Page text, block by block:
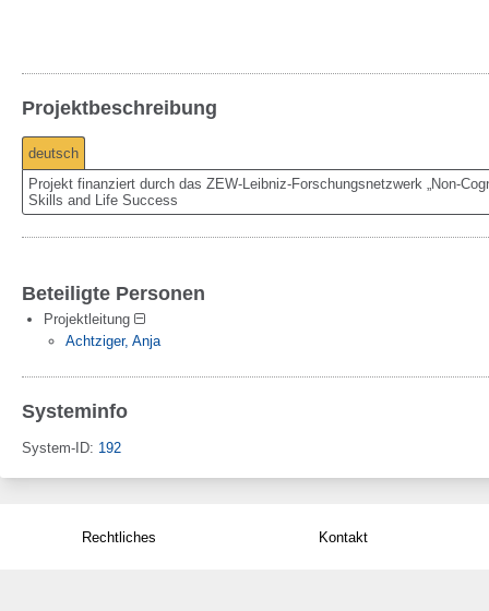
Projektbeschreibung
deutsch
Projekt finanziert durch das ZEW-Leibniz-Forschungsnetzwerk „Non-
Skills and Life Success
Beteiligte Personen
Projektleitung
Achtziger, Anja
Systeminfo
System-ID: 192
Rechtliches Kontakt